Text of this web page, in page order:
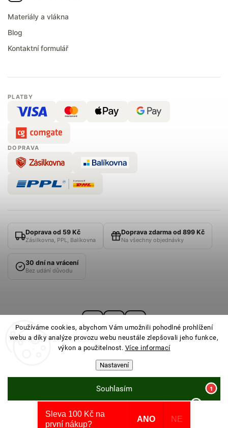
Používáme cookies, abychom Vám umožnili pohodlné prohlížení
webu a díky analýze provozu webu neustále zlepšovali jeho funkce,
výkon a použitelnost. Více informací
Nastavení
Odmítnout
Souhlasím
Materiály a vlákna
Blog
Kontaktní formulář
PLATBY
DOPRAVA
Doprava od 59 Kč
Zásilkovna, PPL, Balíkovna
Doprava zdarma od 899 Kč
Na všechny objednávky
30 dní na vrácení
Bez udání důvodu
PONOŽKOVNA· Všechna práva vyhrazena ·
Nastavení cookies
Vytvořil Shoptet
Sleva 100 Kč na
první nákup?
ANO NE